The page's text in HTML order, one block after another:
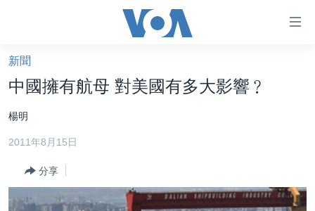
礙
鏈
接
跳
轉
容
跳
美國大選2024
港澳
台灣
美中關係
海外港人
新聞
中國擁有航母 對美國有多大影響﹖
楊明
2011年8月15日
分享